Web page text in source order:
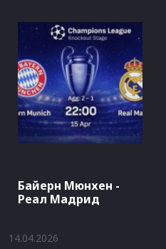
Байерн Мюнхен -
Реал Мадрид
14.04.2026